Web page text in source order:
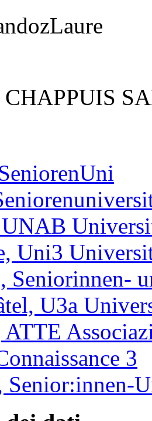
CHAPPUIS
Uni3
Seniorinnen-
U3a
3
Senior:innen-